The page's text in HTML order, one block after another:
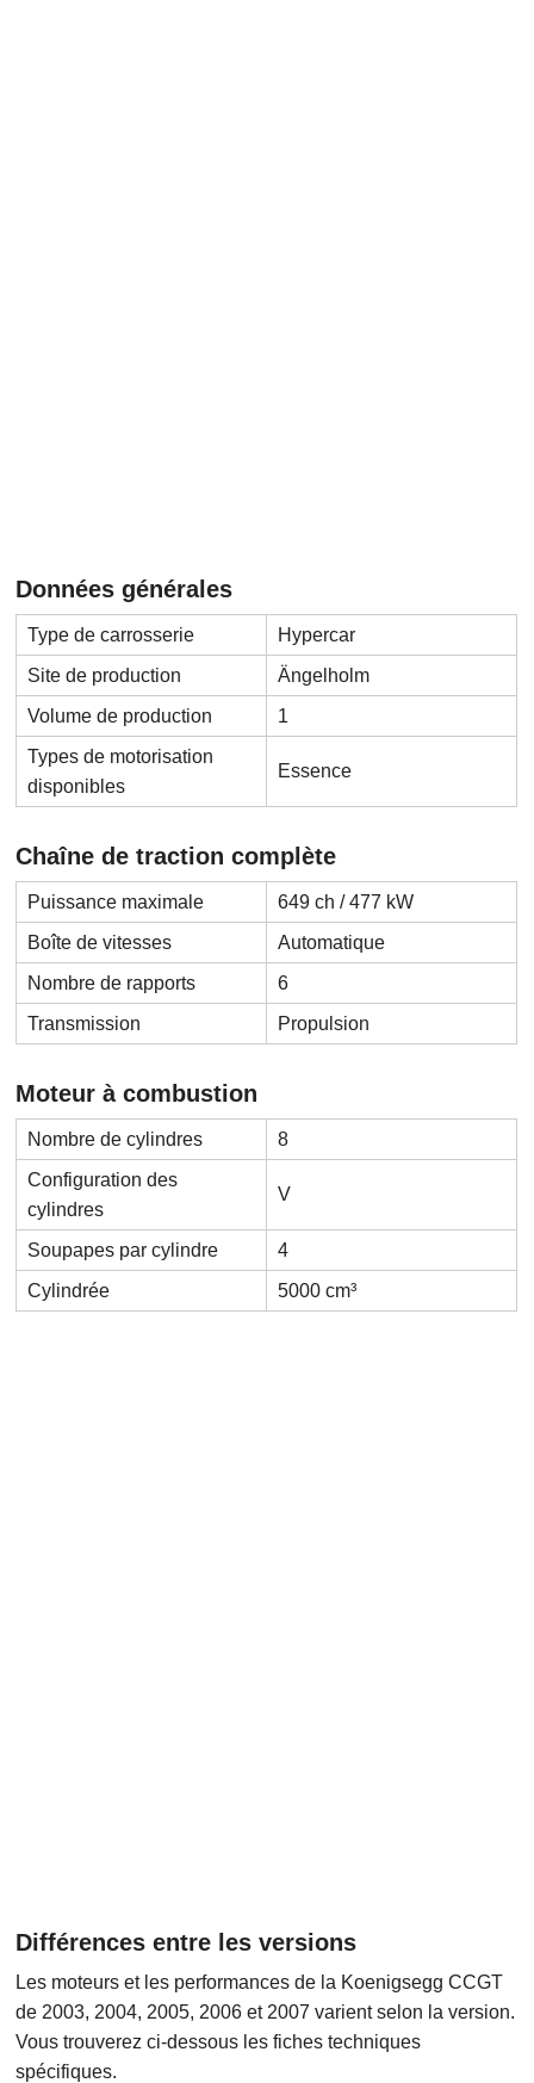
Données générales
Type de carrosserie
Hypercar
Site de production
Ängelholm
Volume de production
1
Types de motorisation
disponibles
Essence
Chaîne de traction complète
Puissance maximale
649 ch / 477 kW
Boîte de vitesses
Automatique
Nombre de rapports
6
Transmission
Propulsion
Moteur à combustion
Nombre de cylindres
8
Configuration des
cylindres
V
Soupapes par cylindre
4
Cylindrée
5000 cm³
Différences entre les versions
Les moteurs et les performances de la Koenigsegg CCGT
de 2003, 2004, 2005, 2006 et 2007 varient selon la version.
Vous trouverez ci-dessous les fiches techniques
spécifiques.